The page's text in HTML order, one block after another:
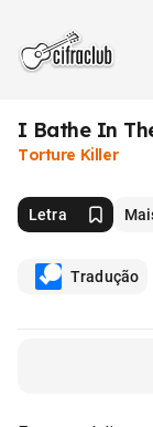
I Bathe In
Torture Killer
Letra
Tradução